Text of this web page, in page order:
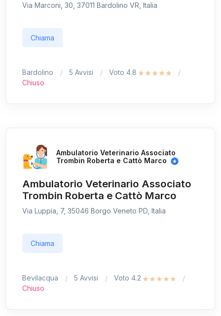
Via Marconi, 30, 37011 Bardolino VR, Italia
Chiama
Bardolino 5 Avvisi
Voto 4.8
Chiuso
Ambulatorio Veterinario Associato
Trombin Roberta e Cattò Marco
Ambulatorio Veterinario Associato
Trombin Roberta e Cattò Marco
Via Luppia, 7, 35046 Borgo Veneto PD, Italia
Chiama
Bevilacqua 5 Avvisi
Voto 4.2
Chiuso